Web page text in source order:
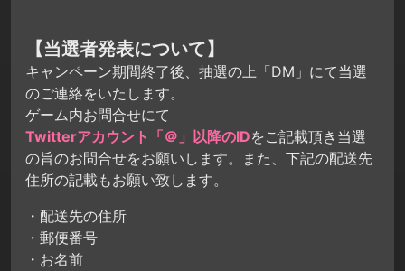
【当選者発表について】
キャンペーン期間終了後、抽選の上「DM」にて当選
のご連絡をいたします。
ゲーム内お問合せにて
Twitterアカウント「＠」以降のIDをご記載頂き当選
の旨のお問合せをお願いします。また、下記の配送先
住所の記載もお願い致します。
・配送先の住所
・郵便番号
・お名前